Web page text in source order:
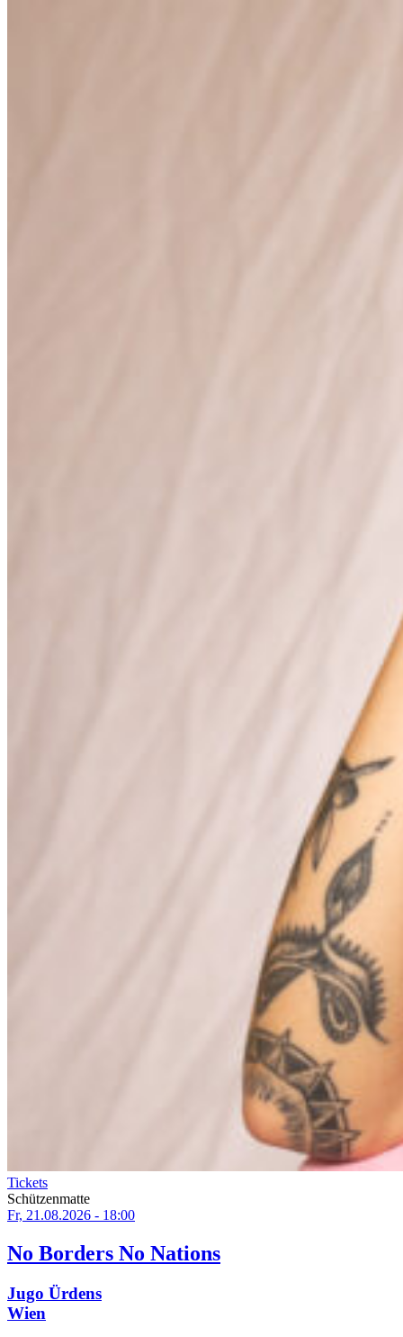
Tickets
Schützenmatte
Fr, 21.08.2026 - 18:00
No Borders No Nations
Jugo Ürdens
Wien